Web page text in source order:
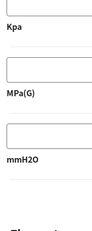
Kpa
MPa(G)
mmH2O